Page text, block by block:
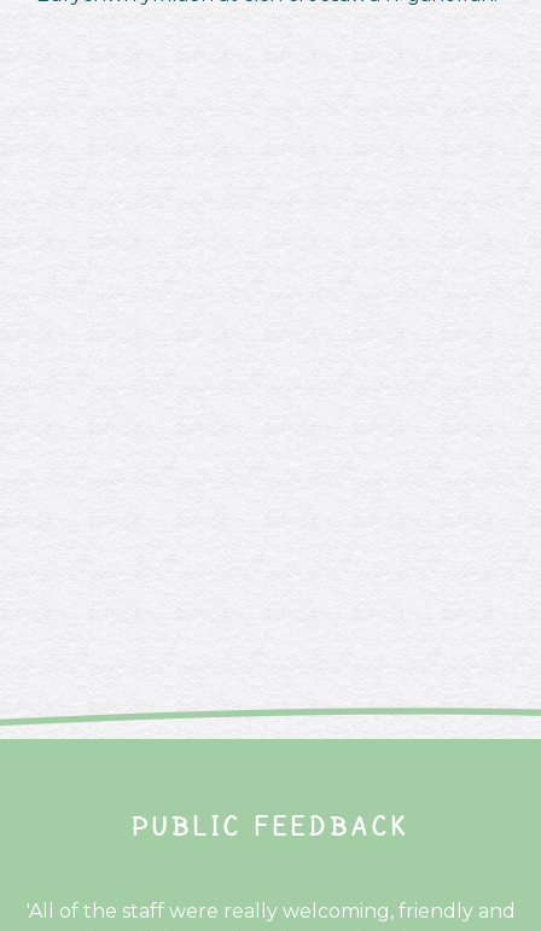
PUBLIC FEEDBACK
'All of the staff were really welcoming, friendly and